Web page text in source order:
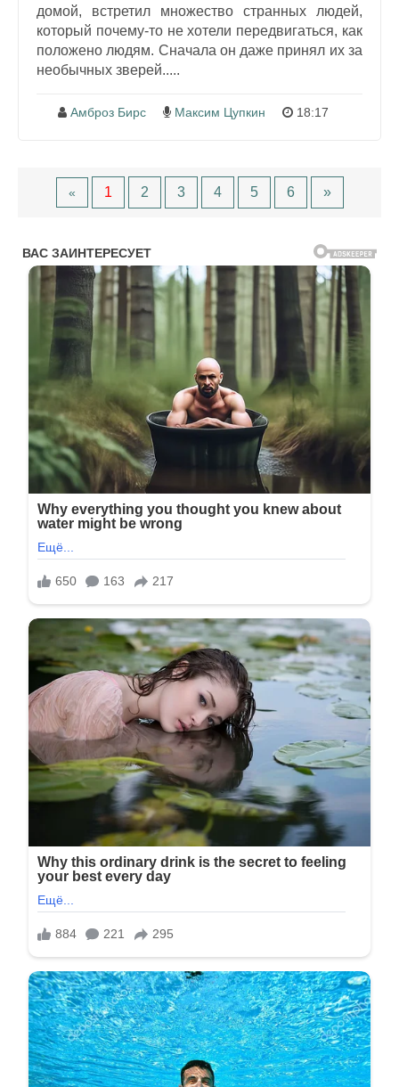
домой, встретил множество странных людей,
который почему-то не хотели передвигаться, как
положено людям. Сначала он даже принял их за
необычных зверей.....
Амброз Бирс Максим Цупкин 18:17
« 1 2 3 4 5 6 »